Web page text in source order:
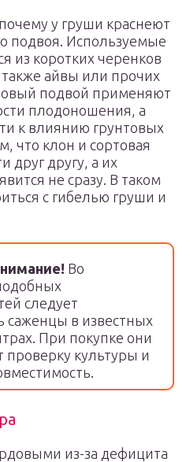
у груши краснеют
подвоя. Используемые
из коротких черенков
также айвы или прочих
подвой применяют
плодоношения, а
к влиянию грунтовых
что клон и сортовая
друг другу, а их
не сразу. В таком
с гибелью груши и
Во
следует
саженцы в известных
При покупке они
проверку культуры и
из-за дефицита